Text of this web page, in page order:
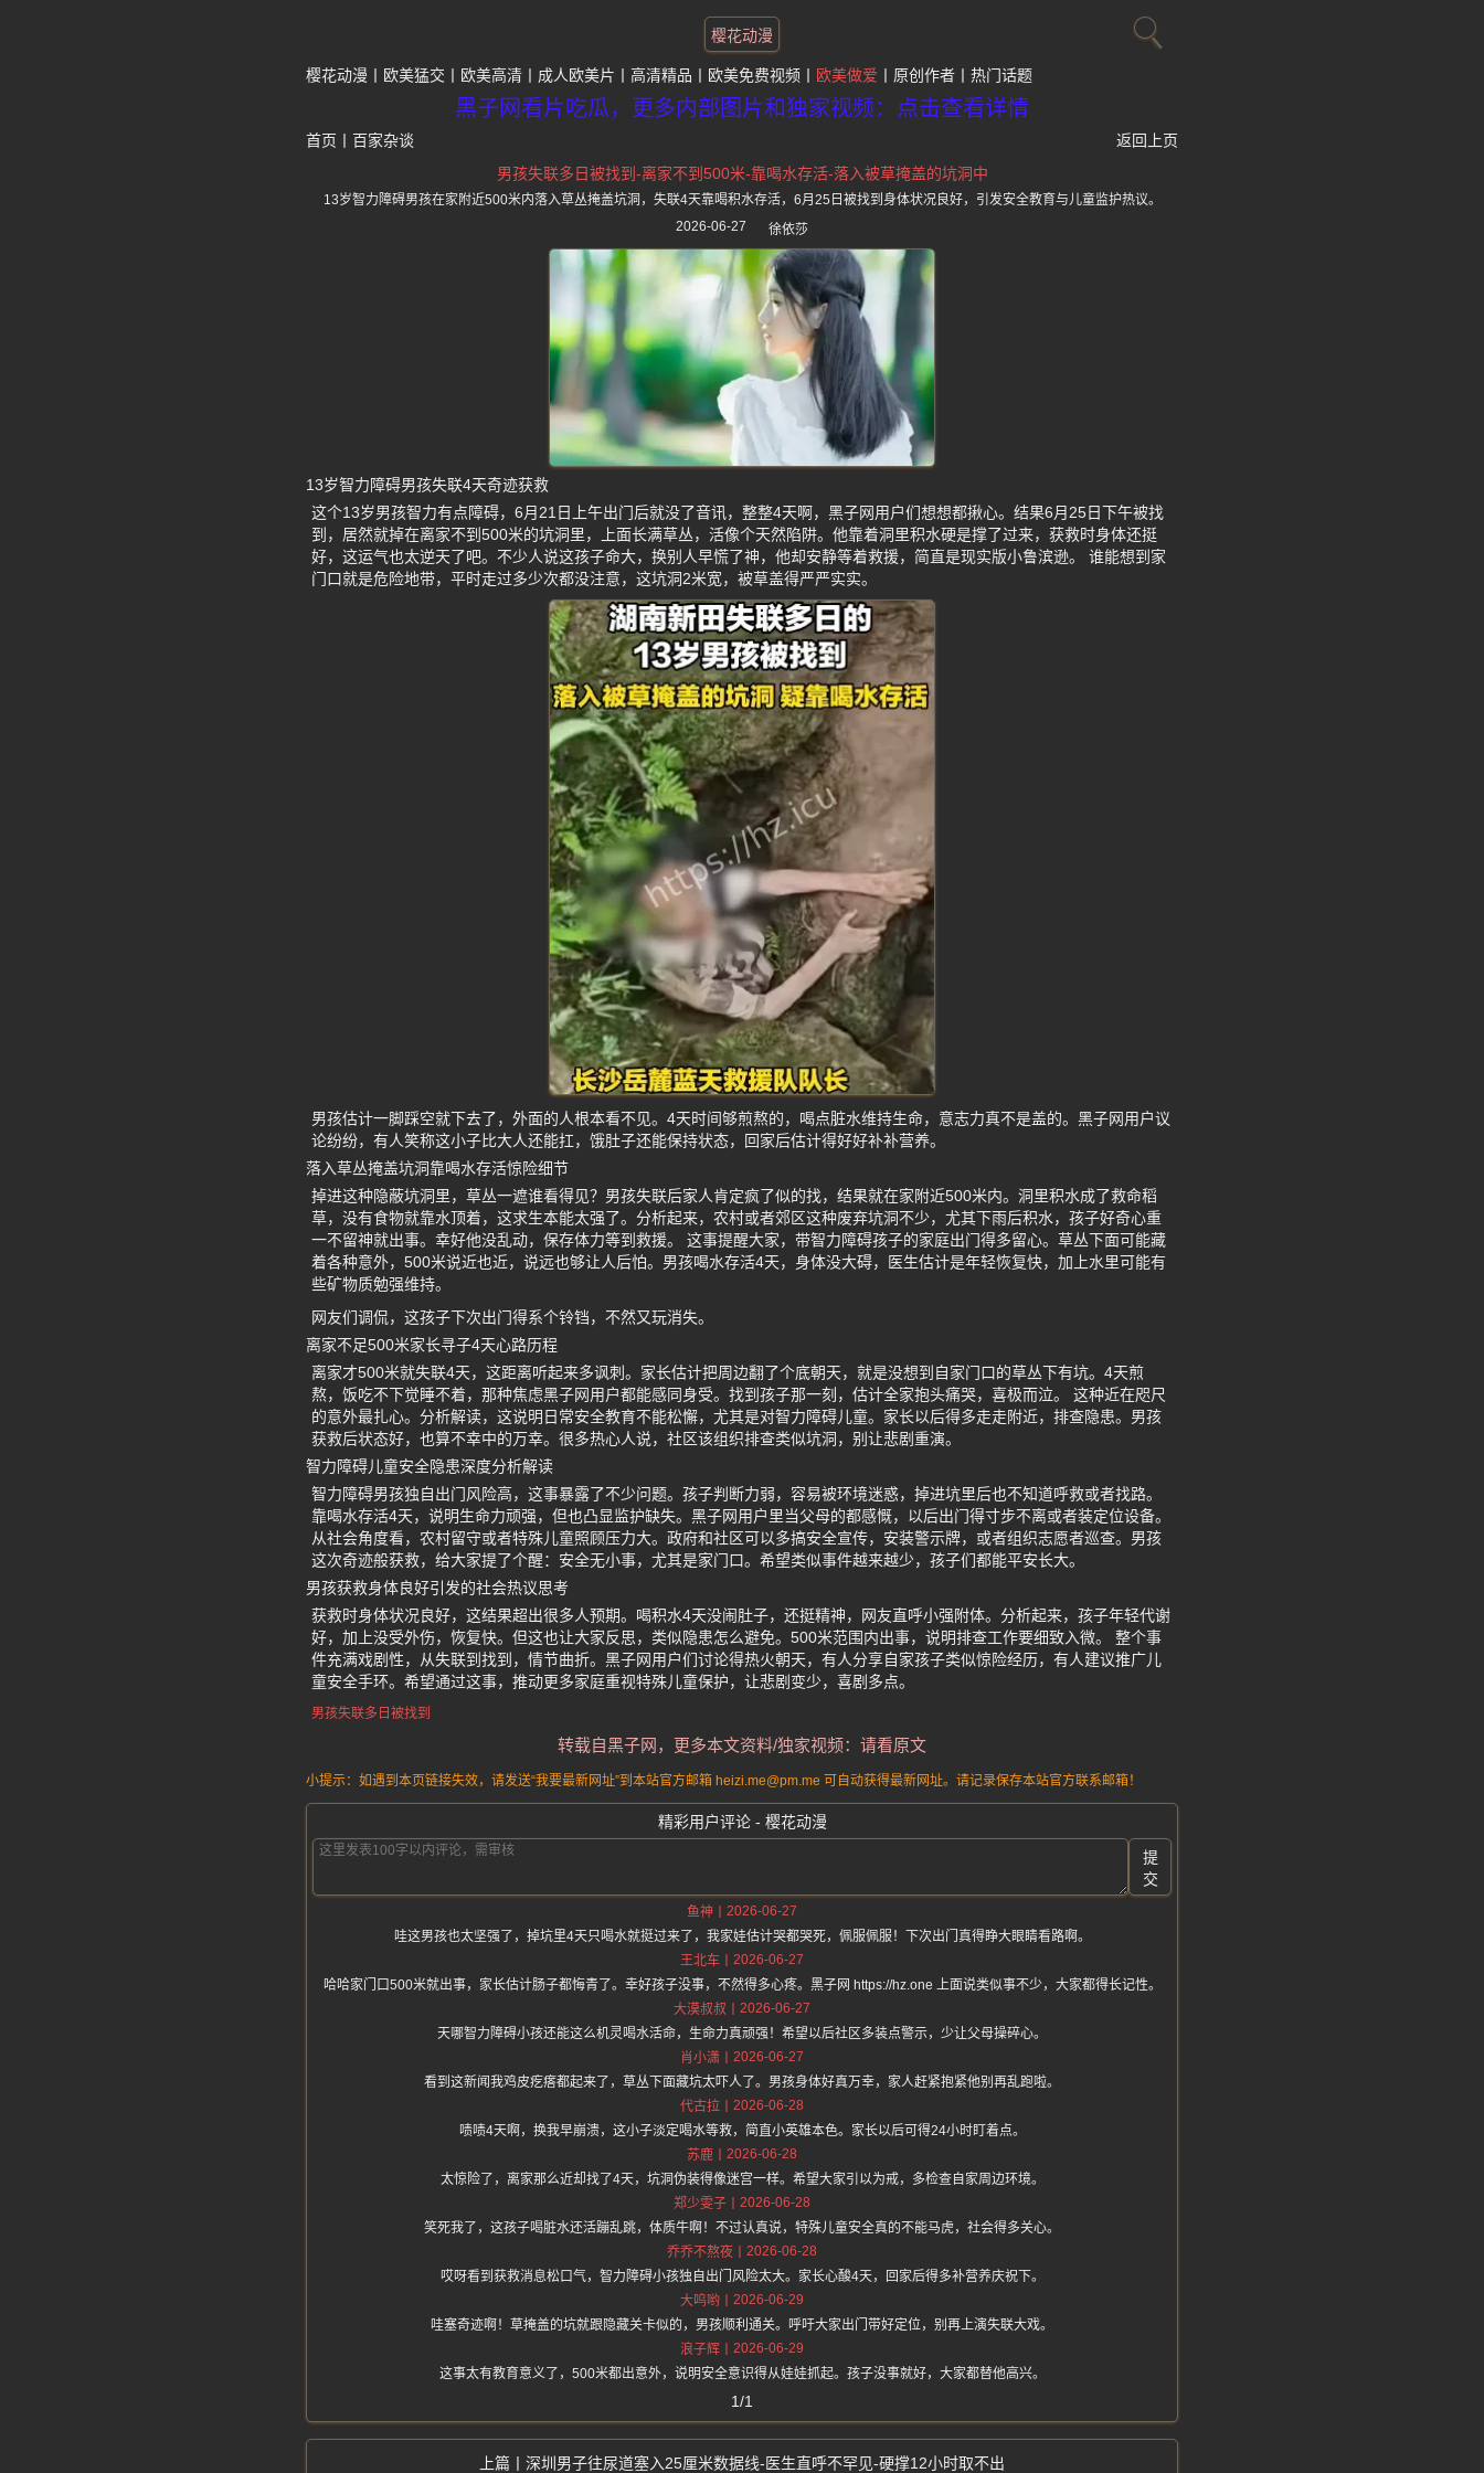
樱花动漫
樱花动漫 欧美猛交 欧美高清 成人欧美片 高清精品 欧美免费视频 欧美做爱 原创作者 热门话题
黑子网看片吃瓜，更多内部图片和独家视频：点击查看详情
首页 百家杂谈
返回上页
男孩失联多日被找到-离家不到500米-靠喝水存活-落入被草掩盖的坑洞中
13岁智力障碍男孩在家附近500米内落入草丛掩盖坑洞，失联4天靠喝积水存活，6月25日被找到身体状况良好，引发安全教育与儿童监护热议。
2026-06-27
徐依莎
13岁智力障碍男孩失联4天奇迹获救
这个13岁男孩智力有点障碍，6月21日上午出门后就没了音讯，整整4天啊，黑子网用户们想想都揪心。结果6月25日下午被找
到，居然就掉在离家不到500米的坑洞里，上面长满草丛，活像个天然陷阱。他靠着洞里积水硬是撑了过来，获救时身体还挺
好，这运气也太逆天了吧。不少人说这孩子命大，换别人早慌了神，他却安静等着救援，简直是现实版小鲁滨逊。 谁能想到家
门口就是危险地带，平时走过多少次都没注意，这坑洞2米宽，被草盖得严严实实。
男孩估计一脚踩空就下去了，外面的人根本看不见。4天时间够煎熬的，喝点脏水维持生命，意志力真不是盖的。黑子网用户议
论纷纷，有人笑称这小子比大人还能扛，饿肚子还能保持状态，回家后估计得好好补补营养。
落入草丛掩盖坑洞靠喝水存活惊险细节
掉进这种隐蔽坑洞里，草丛一遮谁看得见？男孩失联后家人肯定疯了似的找，结果就在家附近500米内。洞里积水成了救命稻
草，没有食物就靠水顶着，这求生本能太强了。分析起来，农村或者郊区这种废弃坑洞不少，尤其下雨后积水，孩子好奇心重
一不留神就出事。幸好他没乱动，保存体力等到救援。 这事提醒大家，带智力障碍孩子的家庭出门得多留心。草丛下面可能藏
着各种意外，500米说近也近，说远也够让人后怕。男孩喝水存活4天，身体没大碍，医生估计是年轻恢复快，加上水里可能有
些矿物质勉强维持。
网友们调侃，这孩子下次出门得系个铃铛，不然又玩消失。
离家不足500米家长寻子4天心路历程
离家才500米就失联4天，这距离听起来多讽刺。家长估计把周边翻了个底朝天，就是没想到自家门口的草丛下有坑。4天煎
熬，饭吃不下觉睡不着，那种焦虑黑子网用户都能感同身受。找到孩子那一刻，估计全家抱头痛哭，喜极而泣。 这种近在咫尺
的意外最扎心。分析解读，这说明日常安全教育不能松懈，尤其是对智力障碍儿童。家长以后得多走走附近，排查隐患。男孩
获救后状态好，也算不幸中的万幸。很多热心人说，社区该组织排查类似坑洞，别让悲剧重演。
智力障碍儿童安全隐患深度分析解读
智力障碍男孩独自出门风险高，这事暴露了不少问题。孩子判断力弱，容易被环境迷惑，掉进坑里后也不知道呼救或者找路。
靠喝水存活4天，说明生命力顽强，但也凸显监护缺失。黑子网用户里当父母的都感慨，以后出门得寸步不离或者装定位设备。
从社会角度看，农村留守或者特殊儿童照顾压力大。政府和社区可以多搞安全宣传，安装警示牌，或者组织志愿者巡查。男孩
这次奇迹般获救，给大家提了个醒：安全无小事，尤其是家门口。希望类似事件越来越少，孩子们都能平安长大。
男孩获救身体良好引发的社会热议思考
获救时身体状况良好，这结果超出很多人预期。喝积水4天没闹肚子，还挺精神，网友直呼小强附体。分析起来，孩子年轻代谢
好，加上没受外伤，恢复快。但这也让大家反思，类似隐患怎么避免。500米范围内出事，说明排查工作要细致入微。 整个事
件充满戏剧性，从失联到找到，情节曲折。黑子网用户们讨论得热火朝天，有人分享自家孩子类似惊险经历，有人建议推广儿
童安全手环。希望通过这事，推动更多家庭重视特殊儿童保护，让悲剧变少，喜剧多点。
男孩失联多日被找到
转载自黑子网，更多本文资料/独家视频：请看原文
小提示：如遇到本页链接失效，请发送“我要最新网址”到本站官方邮箱 heizi.me@pm.me 可自动获得最新网址。请记录保存本站官方联系邮箱！
精彩用户评论 - 樱花动漫
提
交
鱼神
2026-06-27
哇这男孩也太坚强了，掉坑里4天只喝水就挺过来了，我家娃估计哭都哭死，佩服佩服！下次出门真得睁大眼睛看路啊。
王北车
2026-06-27
哈哈家门口500米就出事，家长估计肠子都悔青了。幸好孩子没事，不然得多心疼。黑子网 https://hz.one 上面说类似事不少，大家都得长记性。
大漠叔叔
2026-06-27
天哪智力障碍小孩还能这么机灵喝水活命，生命力真顽强！希望以后社区多装点警示，少让父母操碎心。
肖小潇
2026-06-27
看到这新闻我鸡皮疙瘩都起来了，草丛下面藏坑太吓人了。男孩身体好真万幸，家人赶紧抱紧他别再乱跑啦。
代古拉
2026-06-28
啧啧4天啊，换我早崩溃，这小子淡定喝水等救，简直小英雄本色。家长以后可得24小时盯着点。
苏鹿
2026-06-28
太惊险了，离家那么近却找了4天，坑洞伪装得像迷宫一样。希望大家引以为戒，多检查自家周边环境。
郑少雯子
2026-06-28
笑死我了，这孩子喝脏水还活蹦乱跳，体质牛啊！不过认真说，特殊儿童安全真的不能马虎，社会得多关心。
乔乔不熬夜
2026-06-28
哎呀看到获救消息松口气，智力障碍小孩独自出门风险太大。家长心酸4天，回家后得多补营养庆祝下。
大呜哟
2026-06-29
哇塞奇迹啊！草掩盖的坑就跟隐藏关卡似的，男孩顺利通关。呼吁大家出门带好定位，别再上演失联大戏。
浪子辉
2026-06-29
这事太有教育意义了，500米都出意外，说明安全意识得从娃娃抓起。孩子没事就好，大家都替他高兴。
1/1
深圳男子往尿道塞入25厘米数据线-医生直呼不罕见-硬撑12小时取不出